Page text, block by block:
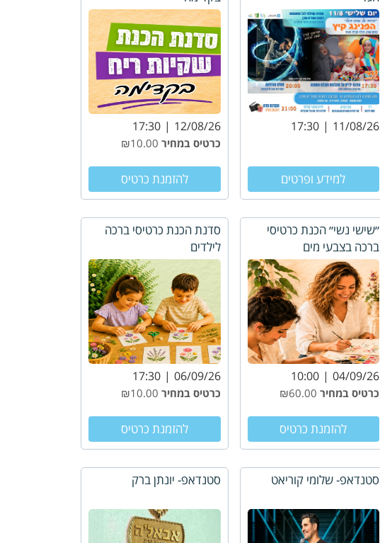
11/08/26
17:30
למידע ופרטים
12/08/26
17:30
כרטיס במחיר
להזמנת כרטיס
״שישי נשי״ הכנת כרטיסי
ברכה בצבעי מים
04/09/26
10:00
כרטיס במחיר
להזמנת כרטיס
סדנת הכנת כרטיסי ברכה
לילדים
06/09/26
17:30
כרטיס במחיר
להזמנת כרטיס
סטנדאפ- שלומי קוריאט סטנדאפ- יונתן ברק